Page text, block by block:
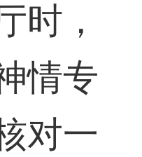
时，
情专
对一